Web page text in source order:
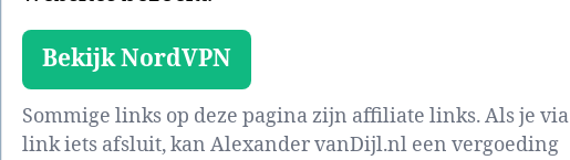
Bekijk NordVPN
Sommige links op deze pagina zijn affiliate links. Als je via
link iets afsluit, kan Alexander vanDijl.nl een vergoeding